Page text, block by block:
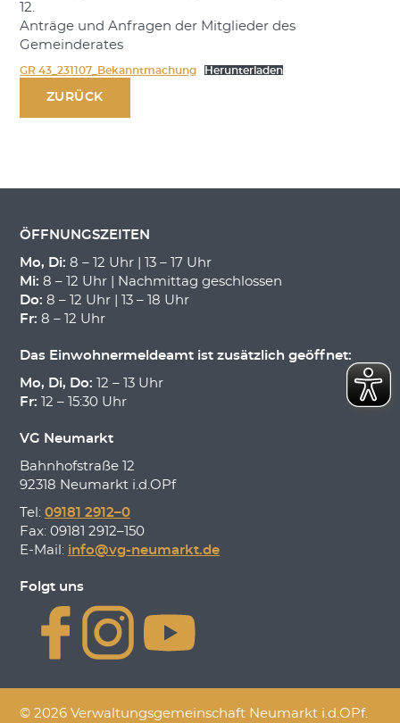
12.
Anträge und Anfragen der Mitglieder des
Gemeinderates
GR 43_231107_Bekanntmachung Herunterladen
ZURÜCK
ÖFFNUNGSZEITEN
Mo, Di: 8 – 12 Uhr | 13 – 17 Uhr
Mi: 8 – 12 Uhr | Nachmittag geschlossen
Do: 8 – 12 Uhr | 13 – 18 Uhr
Fr: 8 – 12 Uhr
Das Einwohnermeldeamt ist zusätzlich geöffnet:
Mo, Di, Do: 12 – 13 Uhr
Fr: 12 – 15:30 Uhr
VG Neumarkt
Bahnhofstraße 12
92318 Neumarkt i.d.OPf
Tel: 09181 2912–0
Fax: 09181 2912–150
E-Mail: info@vg-neumarkt.de
Folgt uns
© 2026 Verwaltungsgemeinschaft Neumarkt i.d.OPf.